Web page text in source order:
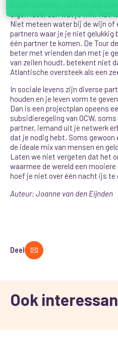
Niet meteen water bij de wijn of
partners waar je je niet gelukkig
één partner te komen. De Tour
beter met vrienden dan met je
van zeilen houdt, betekent niet
Atlantische oversteek als een
In sociale levens zijn diverse
houden en je leven vorm te
Dan is een projectplan opeens
subsidieregeling van OCW,
partner, iemand uit je netwerk
dat je nodig hebt. Soms
de ideale mix van mensen en
Laten we niet vergeten dat het
waarmee de wereld een
hoef je niet over één nacht ijs te
Auteur: Joanne van den Eijnden
Deel
Ook